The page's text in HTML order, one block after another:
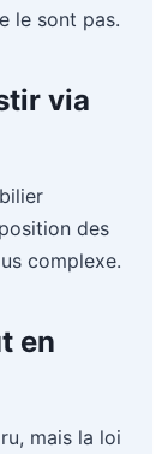
le sont pas.
via
des
complexe.
en
mais la loi